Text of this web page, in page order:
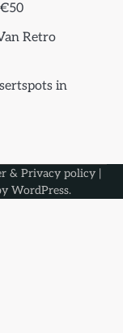
Retro
in
& Privacy policy|
WordPress.